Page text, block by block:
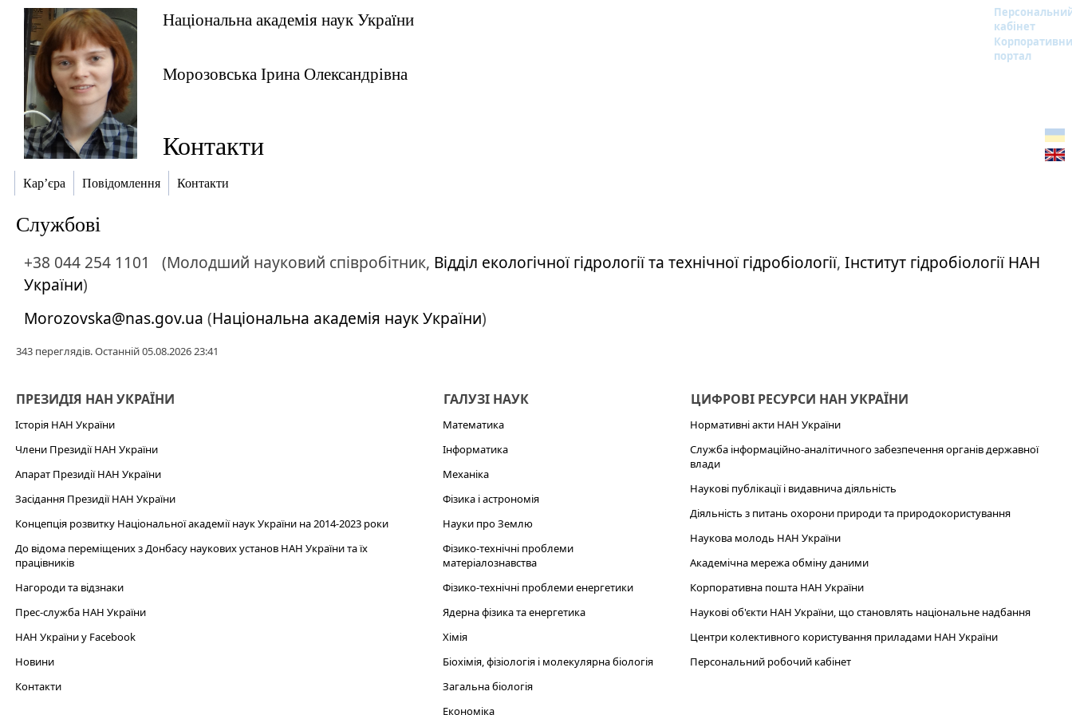
Національна академія наук України
кабінет
портал
Морозовська Ірина Олександрівна
Контакти
Кар’єра Повідомлення Контакти
Службові
+38 044 254 1101 (Молодший науковий співробітник, Відділ екологічної гідрології та технічної гідробіології, Інститут гідробіології НАН
України)
Morozovska@nas.gov.ua (Національна академія наук України)
343 переглядів. Останній 05.08.2026 23:41
ПРЕЗИДІЯ НАН УКРАЇНИ
Історія НАН України
Члени Президії НАН України
Апарат Президії НАН України
Засідання Президії НАН України
Концепція розвитку Національної академії наук України на 2014-2023 роки
До відома переміщених з Донбасу наукових установ НАН України та їх
працівників
Нагороди та відзнаки
Прес-служба НАН України
НАН України у Facebook
Новини
Контакти
ГАЛУЗІ НАУК
Математика
Інформатика
Механіка
Фізика і астрономія
Науки про Землю
Фізико-технічні проблеми
матеріалознавства
Фізико-технічні проблеми енергетики
Ядерна фізика та енергетика
Хімія
Біохімія, фізіологія і молекулярна біологія
Загальна біологія
Економіка
ЦИФРОВІ РЕСУРСИ НАН УКРАЇНИ
Нормативні акти НАН України
Служба інформаційно-аналітичного забезпечення органів державної
влади
Наукові публікації і видавнича діяльність
Діяльність з питань охорони природи та природокористування
Наукова молодь НАН України
Академічна мережа обміну даними
Корпоративна пошта НАН України
Наукові об'єкти НАН України, що становлять національне надбання
Центри колективного користування приладами НАН України
Персональний робочий кабінет